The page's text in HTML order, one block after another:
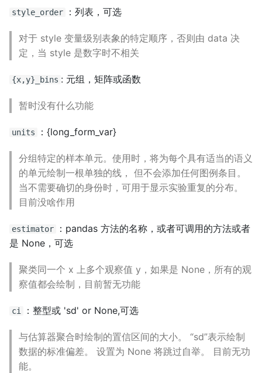
style_order ：列表，可选
对于 style 变量级别表象的特定顺序，否则由 data 决
定，当 style 是数字时不相关
{x,y}_bins : 元组，矩阵或函数
暂时没有什么功能
units ：{long_form_var}
分组特定的样本单元。使用时，将为每个具有适当的语义
的单元绘制一根单独的线， 但不会添加任何图例条目。
当不需要确切的身份时，可用于显示实验重复的分布。
目前没啥作用
estimator
：pandas 方法的名称，或者可调用的方法或者
是 None，可选
聚类同一个 x 上多个观察值 y，如果是 None，所有的观
察值都会绘制，目前暂无功能
ci ：整型或 'sd' or None,可选
与估算器聚合时绘制的置信区间的大小。 “sd”表示绘制
数据的标准偏差。 设置为 None 将跳过自举。 目前无功
能。